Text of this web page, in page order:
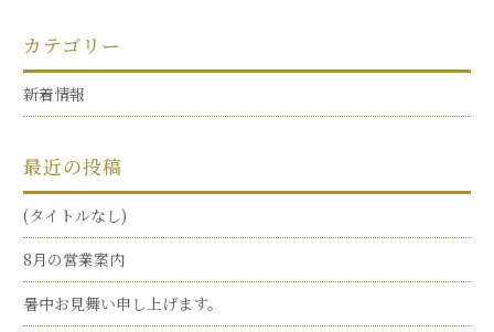
カテゴリー
新着情報
最近の投稿
(タイトルなし)
8月の営業案内
暑中お見舞い申し上げます。